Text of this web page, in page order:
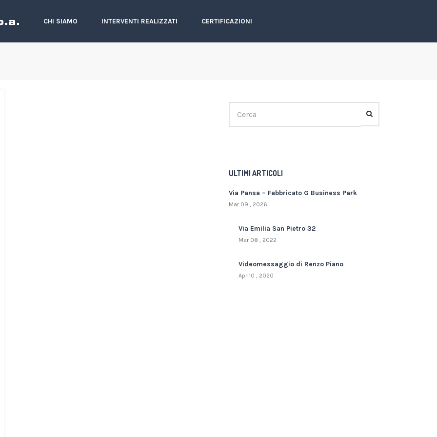
CHI SIAMO INTERVENTI REALIZZATI CERTIFICAZIONI
ULTIMI ARTICOLI
Via Pansa – Fabbricato G Business Park
Mar 09 , 2026
Via Emilia San Pietro 32
Mar 08 , 2022
Videomessaggio di Renzo Piano
Apr 10 , 2020